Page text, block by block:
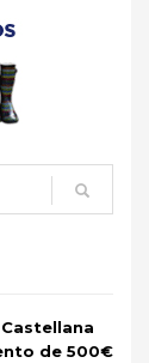
Castellana
de 500€